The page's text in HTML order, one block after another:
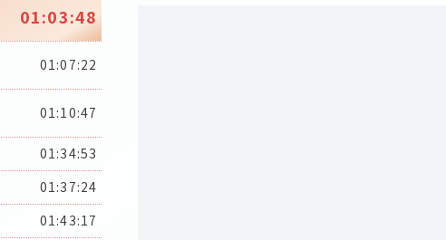
01:03:48
01:07:22
01:10:47
01:34:53
01:37:24
01:43:17